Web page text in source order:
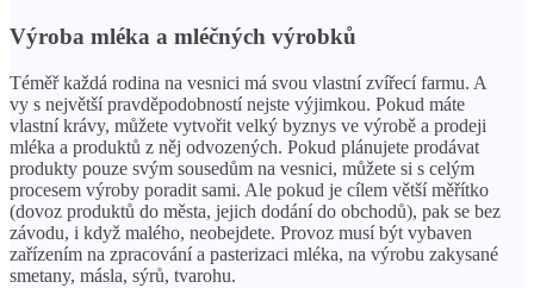
Výroba mléka a mléčných výrobků
Téměř každá rodina na vesnici má svou vlastní zvířecí farmu. A
vy s největší pravděpodobností nejste výjimkou. Pokud máte
vlastní krávy, můžete vytvořit velký byznys ve výrobě a prodeji
mléka a produktů z něj odvozených. Pokud plánujete prodávat
produkty pouze svým sousedům na vesnici, můžete si s celým
procesem výroby poradit sami. Ale pokud je cílem větší měřítko
(dovoz produktů do města, jejich dodání do obchodů), pak se bez
závodu, i když malého, neobejdete. Provoz musí být vybaven
zařízením na zpracování a pasterizaci mléka, na výrobu zakysané
smetany, másla, sýrů, tvarohu.